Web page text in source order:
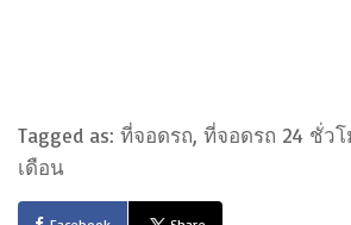
Tagged as: ที่จอดรถ, ที่จอดรถ 24 ชั่ว
เดือน